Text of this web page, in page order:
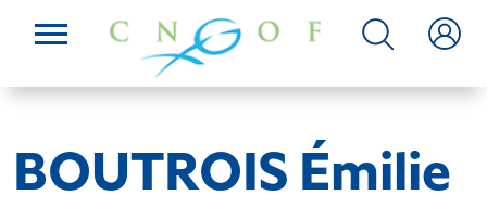
BOUTROIS Émilie